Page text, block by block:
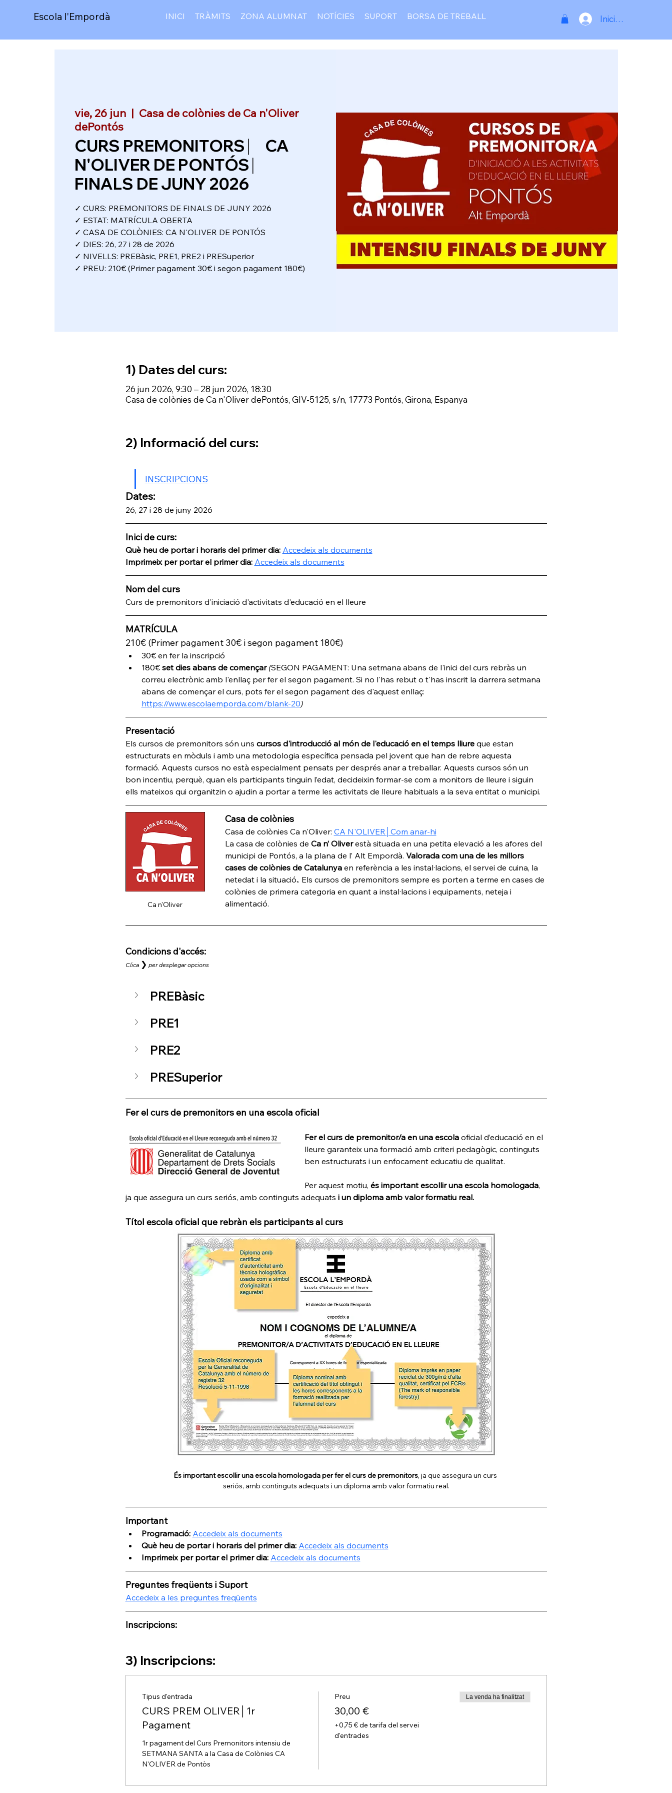
Escola l'Empordà INICI TRÀMITS ZONA ALUMNAT NOTÍCIES SUPORT BORSA DE TREBALL Inicia la sessió
vie, 26 jun
  |
Casa de colònies de Ca n'Oliver
dePontós
CURS PREMONITORS ⎸ CA
N'OLIVER DE PONTÓS ⎸
FINALS DE JUNY 2026
✓ CURS: PREMONITORS DE FINALS DE JUNY 2026
✓ ESTAT: MATRÍCULA OBERTA
✓ CASA DE COLÒNIES: CA N'OLIVER DE PONTÓS
✓ DIES: 26, 27 i 28 de 2026
✓ NIVELLS: PREBàsic, PRE1, PRE2 i PRESuperior
✓ PREU: 210€ (Primer pagament 30€ i segon pagament 180€)
1) Dates del curs:
26 jun 2026, 9:30 – 28 jun 2026, 18:30
Casa de colònies de Ca n'Oliver dePontós, GIV-5125, s/n, 17773 Pontós, Girona, Espanya
2) Informació del curs:
INSCRIPCIONS
Dates:
26, 27 i 28 de juny 2026
Inici de curs:
Què heu de portar i horaris del primer dia: Accedeix als documents
Imprimeix per portar el primer dia: Accedeix als documents
Nom del curs
Curs de premonitors d'iniciació d'activitats d'educació en el lleure
MATRÍCULA
210€ (Primer pagament 30€ i segon pagament 180€)
30€ en fer la inscripció
180€ set dies abans de començar (SEGON PAGAMENT: Una setmana abans de l'inici del curs rebràs un
correu electrònic amb l'enllaç per fer el segon pagament. Si no l'has rebut o t'has inscrit la darrera setmana
abans de començar el curs, pots fer el segon pagament des d'aquest enllaç:
https://www.escolaemporda.com/blank-20)
Presentació
Els cursos de premonitors són uns cursos d'introducció al món de l'educació en el temps lliure que estan
estructurats en mòduls i amb una metodologia específica pensada pel jovent que han de rebre aquesta
formació. Aquests cursos no està especialment pensats per després anar a treballar. Aquests cursos són un
bon incentiu, perquè, quan els participants tinguin l’edat, decideixin formar-se com a monitors de lleure i siguin
ells mateixos qui organitzin o ajudin a portar a terme les activitats de lleure habituals a la seva entitat o municipi.
Ca n'Oliver
Casa de colònies
Casa de colònies Ca n'Oliver: CA N'OLIVER│Com anar-hi
La casa de colònies de Ca n’ Oliver està situada en una petita elevació a les afores del
municipi de Pontós, a la plana de l’ Alt Empordà. Valorada com una de les millors
cases de colònies de Catalunya en referència a les instal·lacions, el servei de cuina, la
netedat i la situació.. Els cursos de premonitors sempre es porten a terme en cases de
colònies de primera categoria en quant a instal·lacions i equipaments, neteja i
alimentació.
Condicions d'accés:
Clica ❯ per desplegar opcions
PREBàsic
PRE1
PRE2
PRESuperior
Fer el curs de premonitors en una escola oficial
Fer el curs de premonitor/a en una escola oficial d’educació en el
lleure garanteix una formació amb criteri pedagògic, continguts
ben estructurats i un enfocament educatiu de qualitat.
Per aquest motiu, és important escollir una escola homologada,
ja que assegura un curs seriós, amb continguts adequats i un diploma amb valor formatiu real.
Títol escola oficial que rebràn els participants al curs
És important escollir una escola homologada per fer el curs de premonitors, ja que assegura un curs
seriós, amb continguts adequats i un diploma amb valor formatiu real.
Important
Programació: Accedeix als documents
Què heu de portar i horaris del primer dia: Accedeix als documents
Imprimeix per portar el primer dia: Accedeix als documents
Preguntes freqüents i Suport
Accedeix a les preguntes freqüents
Inscripcions:
3) Inscripcions:
Tipus d'entrada
CURS PREM OLIVER│1r
Pagament
1r pagament del Curs Premonitors intensiu de
SETMANA SANTA a la Casa de Colònies CA
N'OLIVER de Pontòs
Preu
30,00 €
+0,75 € de tarifa del servei
d'entrades
La venda ha finalitzat